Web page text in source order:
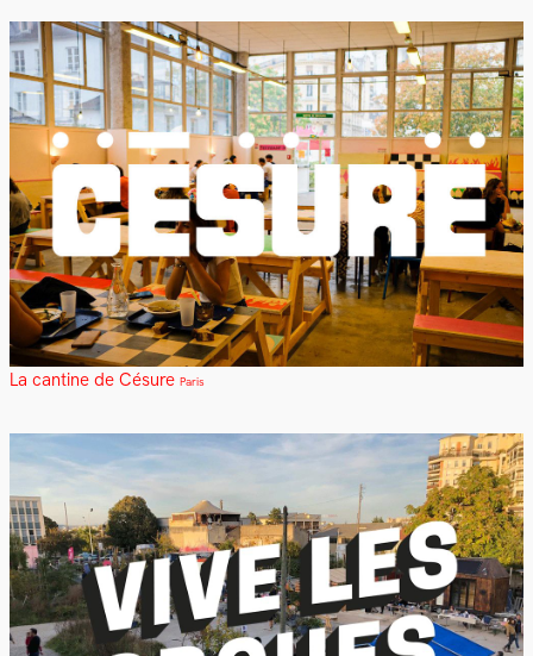
La cantine de Césure Paris